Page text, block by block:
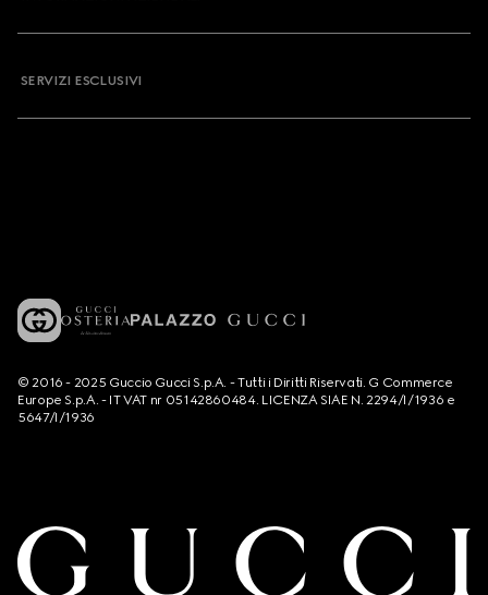
SERVIZI ESCLUSIVI
© 2016 - 2025 Guccio Gucci S.p.A. - Tutti i Diritti Riservati. G Commerce
Europe S.p.A. - IT VAT nr 05142860484. LICENZA SIAE N. 2294/I/1936 e
5647/I/1936